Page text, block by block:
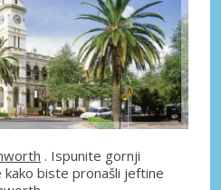
. Ispunite gornji
biste pronašli jeftine